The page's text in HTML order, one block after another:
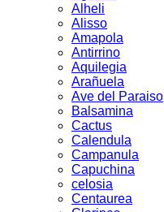
Alheli
Alisso
Amapola
Antirrino
Aquilegia
Arañuela
Ave del Paraiso
Balsamina
Cactus
Calendula
Campanula
Capuchina
celosia
Centaurea